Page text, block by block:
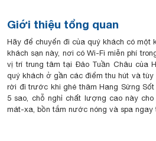
Giới thiệu tổng quan
Hãy để chuyến đi của quý khách có một
khách sạn này, nơi có Wi-Fi miễn phí
vị trí trung tâm tại Đảo Tuần Châu của
quý khách ở gần các điểm thu hút và
rời đi trước khi ghé thăm Hang Sửng
5 sao, chỗ nghỉ chất lượng cao này
mát-xa, bồn tắm nước nóng và spa ngay